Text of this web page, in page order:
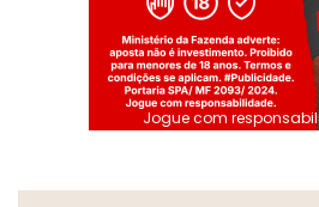
Jogue com